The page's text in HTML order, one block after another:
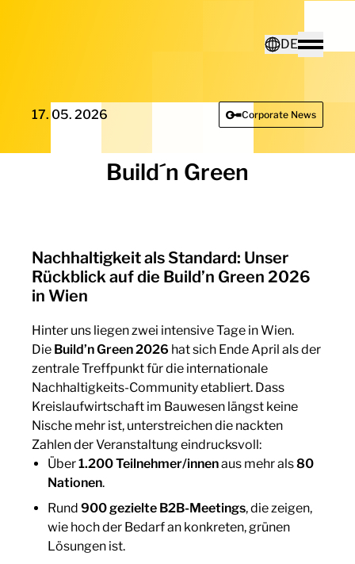
DE
Toggle
Deutsch
17. 05. 2026 Corporate News
Build´n Green
Nachhaltigkeit als Standard: Unser
Rückblick auf die Build’n Green 2026
in Wien
Hinter uns liegen zwei intensive Tage in Wien.
Die Build’n Green 2026 hat sich Ende April als der
zentrale Treffpunkt für die internationale
Nachhaltigkeits-Community etabliert. Dass
Kreislaufwirtschaft im Bauwesen längst keine
Nische mehr ist, unterstreichen die nackten
Zahlen der Veranstaltung eindrucksvoll:
Über1.200 Teilnehmer/innenaus mehr als80
Nationen.
Rund 900 gezielte B2B-Meetings, die zeigen,
wie hoch der Bedarf an konkreten, grünen
Lösungen ist.